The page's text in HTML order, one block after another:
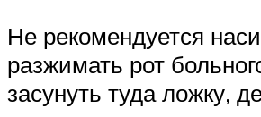
Не рекомендуется
разжимать рот
засунуть туда ложку,